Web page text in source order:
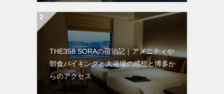
THE358 SORAの宿泊記｜アメニティや
朝食バイキングと大浴場の感想と博多か
らのアクセス